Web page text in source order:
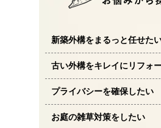
新築外構をまるっと任せた
古い外構をキレイにリフォ
プライバシーを確保したい
お庭の雑草対策をしたい